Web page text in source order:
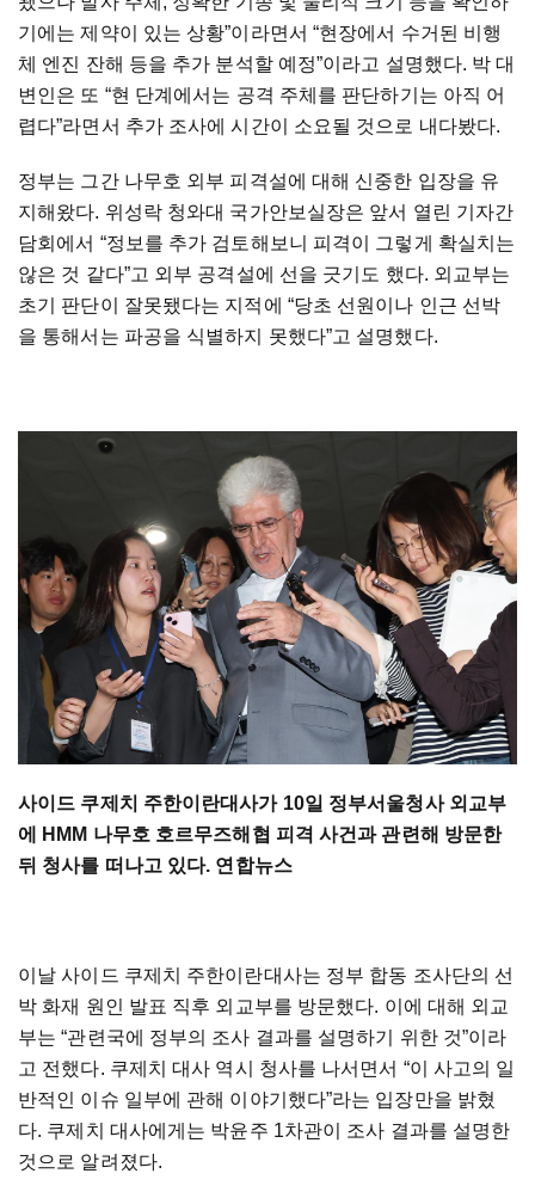
기에는 제약이 있는 상황”이라면서 “현장에서 수거된 비행
체 엔진 잔해 등을 추가 분석할 예정”이라고 설명했다. 박 대
변인은 또 “현 단계에서는 공격 주체를 판단하기는 아직 어
렵다”라면서 추가 조사에 시간이 소요될 것으로 내다봤다.
정부는 그간 나무호 외부 피격설에 대해 신중한 입장을 유
지해왔다. 위성락 청와대 국가안보실장은 앞서 열린 기자간
담회에서 “정보를 추가 검토해보니 피격이 그렇게 확실치는
않은 것 같다”고 외부 공격설에 선을 긋기도 했다. 외교부는
초기 판단이 잘못됐다는 지적에 “당초 선원이나 인근 선박
을 통해서는 파공을 식별하지 못했다”고 설명했다.
사이드 쿠제치 주한이란대사가 10일 정부서울청사 외교부
에 HMM 나무호 호르무즈해협 피격 사건과 관련해 방문한
뒤 청사를 떠나고 있다. 연합뉴스
이날 사이드 쿠제치 주한이란대사는 정부 합동 조사단의 선
박 화재 원인 발표 직후 외교부를 방문했다. 이에 대해 외교
부는 “관련국에 정부의 조사 결과를 설명하기 위한 것”이라
고 전했다. 쿠제치 대사 역시 청사를 나서면서 “이 사고의 일
반적인 이슈 일부에 관해 이야기했다”라는 입장만을 밝혔
다. 쿠제치 대사에게는 박윤주 1차관이 조사 결과를 설명한
것으로 알려졌다.